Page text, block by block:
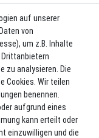
auf unserer
von
um z.B. Inhalte
Drittanbietern
zu analysieren. Die
Cookies. Wir teilen
benennen.
aufgrund eines
kann erteilt oder
einzuwilligen und die